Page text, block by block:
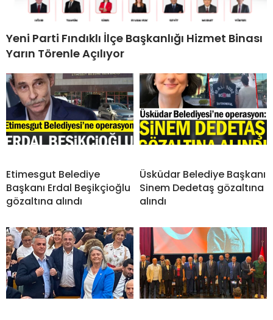
Yeni Parti Fındıklı İlçe Başkanlığı Hizmet Binası
Yarın Törenle Açılıyor
Etimesgut Belediye
Başkanı Erdal Beşikçioğlu
gözaltına alındı
Üsküdar Belediye Başkanı
Sinem Dedetaş gözaltına
alındı